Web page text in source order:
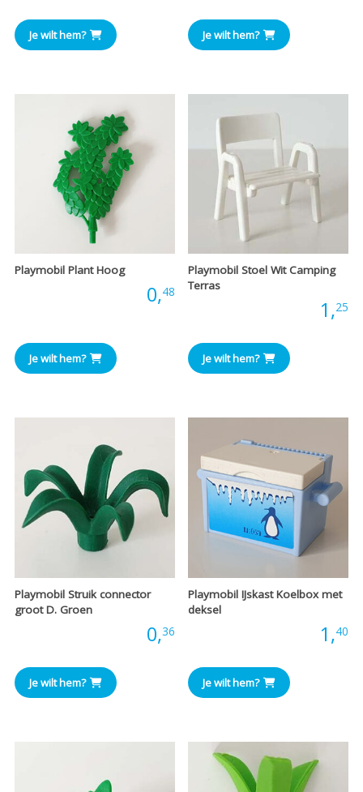
Je wilt hem? Je wilt hem?
Playmobil Plant Hoog
0,48
Je wilt hem?
Playmobil Stoel Wit Camping
Terras
1,25
Je wilt hem?
Playmobil Struik connector
groot D. Groen
0,36
Je wilt hem?
Playmobil IJskast Koelbox met
deksel
1,40
Je wilt hem?